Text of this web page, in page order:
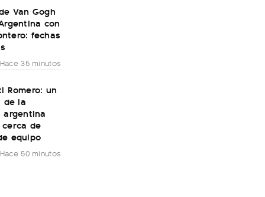
Van Gogh
con
fechas
Hace 35 minutos
Romero: un
de la
argentina
de
equipo
Hace 50 minutos